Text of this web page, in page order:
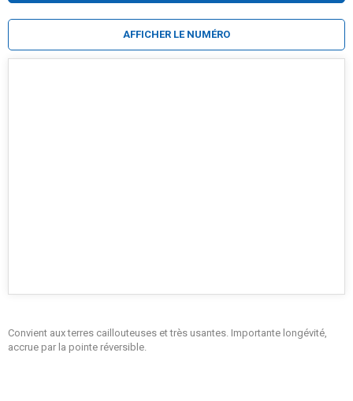
Convient aux terres caillouteuses et très usantes. Importante longévité,
accrue par la pointe réversible.
AFFICHER LE NUMÉRO